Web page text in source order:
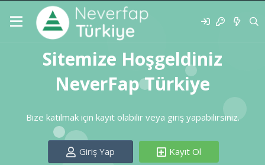
Sitemize Hoşgeldiniz
NeverFap Türkiye
Bize katılmak için kayıt olabilir veya giriş yapabilirsiniz.
Giriş Yap Kayıt Ol